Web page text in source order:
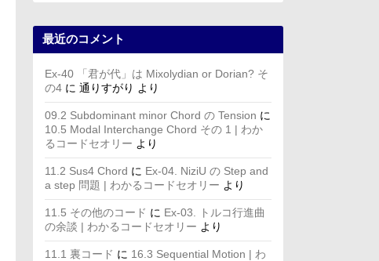
最近のコメント
Ex-40 「君が代」は Mixolydian or Dorian? そ
の4 に 通りすがり より
09.2 Subdominant minor Chord の Tension に
10.5 Modal Interchange Chord その 1 | わか
るコードセオリー より
11.2 Sus4 Chord に Ex-04. NiziU の Step and
a step 問題 | わかるコードセオリー より
11.5 その他のコード に Ex-03. トルコ行進曲
の余談 | わかるコードセオリー より
11.1 裏コード に 16.3 Sequential Motion | わ